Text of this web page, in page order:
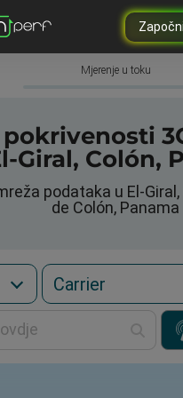
Mjerenje u toku
Giral, Colón,
podataka u El-
de Colón, Panama